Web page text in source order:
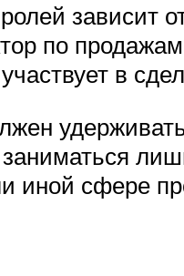
зависит
по
в
сфере